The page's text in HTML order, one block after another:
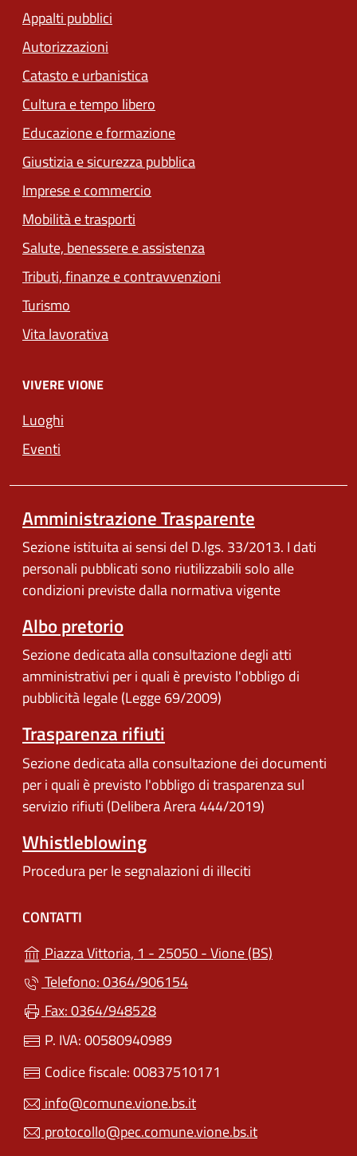
Appalti pubblici
Autorizzazioni
Catasto e urbanistica
Cultura e tempo libero
Educazione e formazione
Giustizia e sicurezza pubblica
Imprese e commercio
Mobilità e trasporti
Salute, benessere e assistenza
Tributi, finanze e contravvenzioni
Turismo
Vita lavorativa
VIVERE VIONE
Luoghi
Eventi
Amministrazione Trasparente
Sezione istituita ai sensi del D.lgs. 33/2013. I dati
personali pubblicati sono riutilizzabili solo alle
condizioni previste dalla normativa vigente
Albo pretorio
Sezione dedicata alla consultazione degli atti
amministrativi per i quali è previsto l'obbligo di
pubblicità legale (Legge 69/2009)
Trasparenza rifiuti
Sezione dedicata alla consultazione dei documenti
per i quali è previsto l'obbligo di trasparenza sul
servizio rifiuti (Delibera Arera 444/2019)
Whistleblowing
Procedura per le segnalazioni di illeciti
CONTATTI
Piazza Vittoria, 1 - 25050 - Vione (BS)
Telefono: 0364/906154
Fax: 0364/948528
P. IVA: 00580940989
Codice fiscale: 00837510171
info@comune.vione.bs.it
protocollo@pec.comune.vione.bs.it